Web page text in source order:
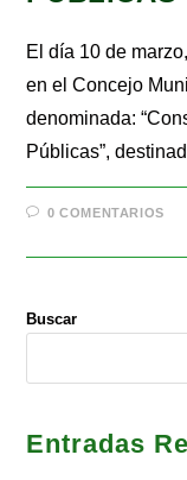
El día 10 de
en el Concejo
denominada:
Públicas”,
0 COMENTARIOS
Buscar
Entradas